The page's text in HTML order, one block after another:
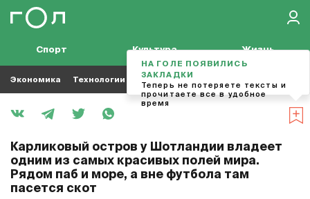
Спорт Культура Жизнь
Экономика Технологии Кино Футбол
Карликовый остров у Шотландии владеет
одним из самых красивых полей мира.
Рядом паб и море, а вне футбола там
пасется скот
НА ГОЛЕ ПОЯВИЛИСЬ
ЗАКЛАДКИ
Теперь не потеряете тексты и
прочитаете все в удобное
время